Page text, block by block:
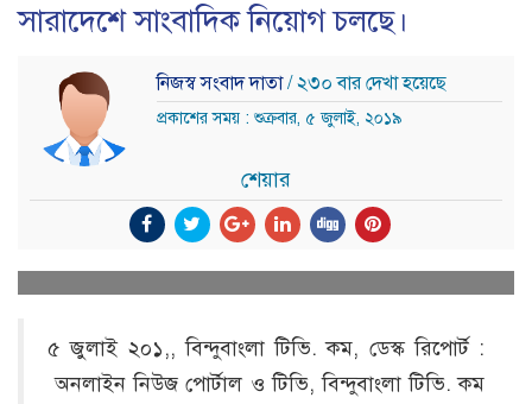
সারাদেশে সাংবাদিক নিয়োগ চলছে।
নিজস্ব সংবাদ দাতা/ ২৩০ বার দেখা হয়েছে
প্রকাশের সময় : শুক্রবার, ৫ জুলাই, ২০১৯
শেয়ার
৫ জুলাই ২০১,, বিন্দুবাংলা টিভি. কম, ডেস্ক রিপোর্ট :
অনলাইন নিউজ পোর্টাল ও টিভি, বিন্দুবাংলা টিভি. কম